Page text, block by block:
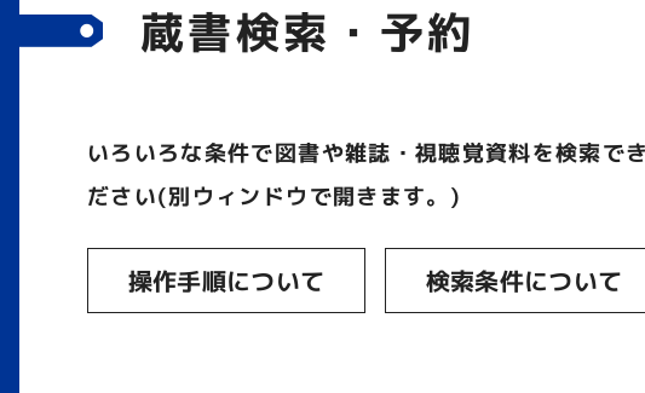
蔵書検索・予約
いろいろな条件で図書や雑誌・視聴覚資料を検索で
ださい(別ウィンドウで開きます。)
操作手順について 検索条件について